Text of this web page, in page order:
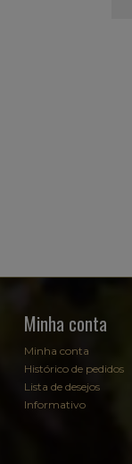
Minha conta
Minha conta
Histórico de pedidos
Lista de desejos
Informativo